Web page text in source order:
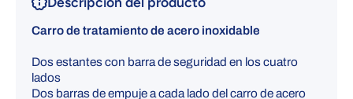
Carro de tratamiento de acero inoxidable
Dos estantes con barra de seguridad en los cuatro
lados
Dos barras de empuje a cada lado del carro de acero